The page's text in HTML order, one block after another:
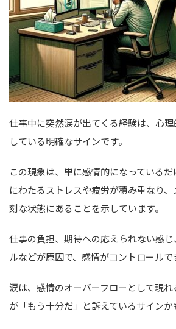
仕事中に突然涙が出てくる経験は、心
している明確なサインです。
この現象は、単に感情的になっている
にわたるストレスや疲労が積み重なり
刻な状態にあることを示しています。
仕事の負担、期待への応えられない感
ルなどが原因で、感情がコントロールで
涙は、感情のオーバーフローとして現
が「もう十分だ」と訴えているサインか